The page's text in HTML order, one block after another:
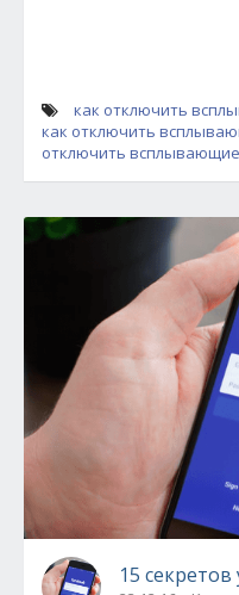
как отключить
как отключить
отключить